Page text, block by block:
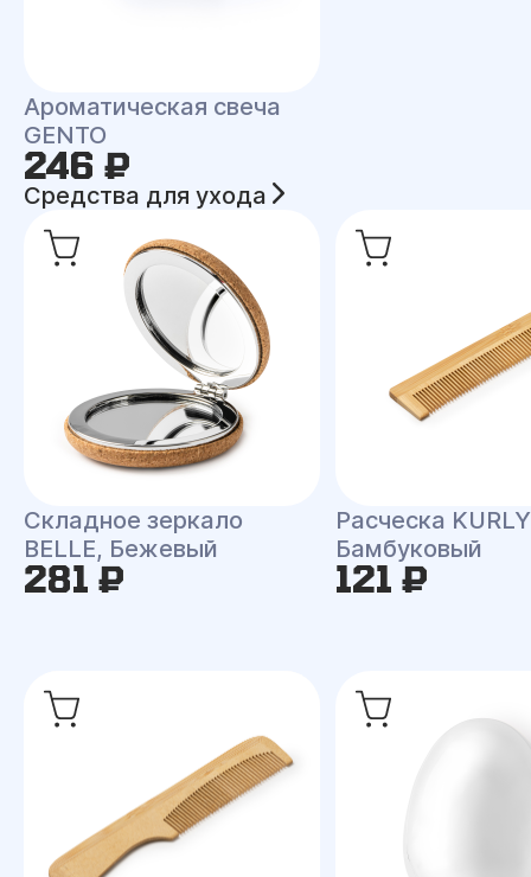
Ароматическая свеча
GENTO
246 ₽
Средства для ухода
Складное зеркало
BELLE, Бежевый
281 ₽
Расческа
Бамбуковый
121 ₽